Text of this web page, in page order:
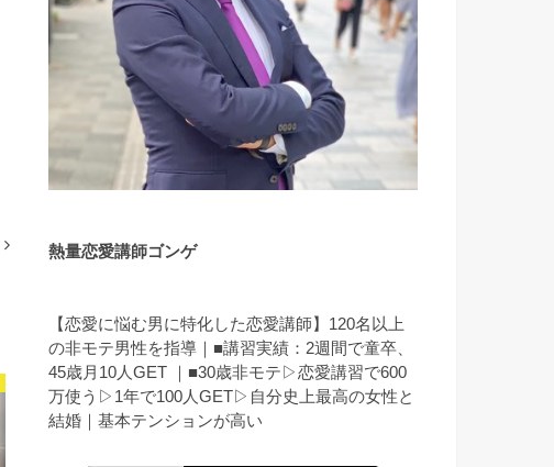
熱量恋愛講師ゴンゲ
【恋愛に悩む男に特化した恋愛講師】120名以上
の非モテ男性を指導｜■講習実績：2週間で童卒、
45歳月10人GET ｜■30歳非モテ▷恋愛講習で600
万使う▷1年で100人GET▷自分史上最高の女性と
結婚｜基本テンションが高い